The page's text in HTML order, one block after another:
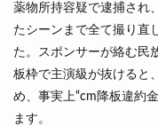
薬物所持容疑で逮捕され
たシーンまで全て撮り直
た。スポンサーが絡む民
板枠で主演級が抜けると
め、事実上“cm降板違約
ます。